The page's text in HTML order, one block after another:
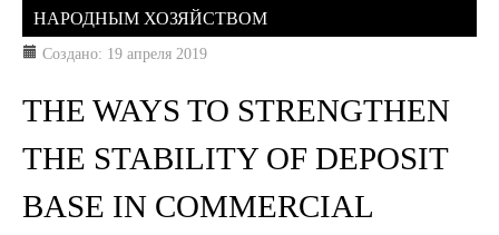
НАРОДНЫМ ХОЗЯЙСТВОМ
Создано: 19 апреля 2019
THE WAYS TO STRENGTHEN
THE STABILITY OF DEPOSIT
BASE IN COMMERCIAL